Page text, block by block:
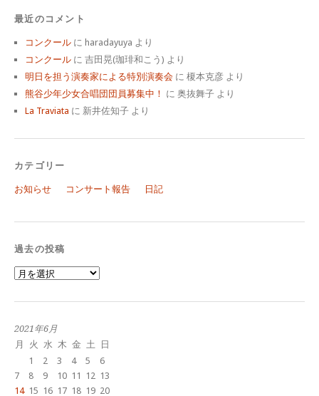
最近のコメント
コンクール に haradayuya より
コンクール に 吉田晃(珈琲和こう) より
明日を担う演奏家による特別演奏会 に 榎本克彦 より
熊谷少年少女合唱団団員募集中！ に 奥抜舞子 より
La Traviata に 新井佐知子 より
カテゴリー
お知らせ コンサート報告 日記
過去の投稿
過
去
2021年6月
月
火 水 木 金 土
日
1
2 3 4 5
6
7
8 9 10 11 12 13
14 15 16 17 18 19 20